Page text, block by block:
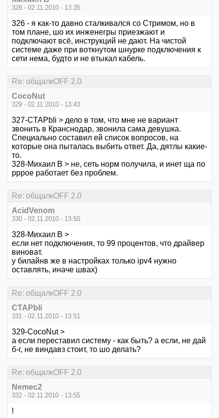
328 - 02.11.2010 - 13:35
326 - я как-то давно сталкивался со Стримом, но в
том плане, шо их инженегры приезжают и
подключают всё, инструкций не дают. На чистой
системе даже при воткнутом шнурке подключения к
сети нема, будто и не втыкал кабель.
Re: общалкOFF 2.0
CocoNut
329 - 02.11.2010 - 13:43
327-CTAPbIi > дело в том, что мне не вариант
звонить в Кранснодар, звонила сама девушка.
Специально составил ей список вопросов, на
которые она пыталась выбить ответ. Да, дятлы какие-
то.
328-Михаил В > не, сеть норм получила, и инет ща по
pppoe работает без проблем.
Re: общалкOFF 2.0
AcidVenom
330 - 02.11.2010 - 13:50
328-Михаил В >
если нет подключения, то 99 процентов, что драйвер
виноват.
у билайнв же в настройках только ipv4 нужно
оставлять, иначе швах)
Re: общалкOFF 2.0
CTAPbIi
331 - 02.11.2010 - 13:51
329-CocoNut >
а если переставил систему - как быть? а если, не дай
б-г, не виндавз стоит, то шо делать?
Re: общалкOFF 2.0
Nemec2
332 - 02.11.2010 - 13:55
!